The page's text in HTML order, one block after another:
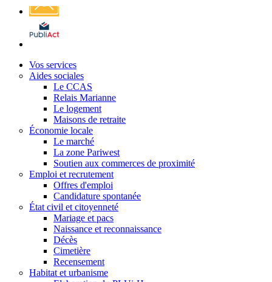
Affichage
légal
Vos services
Aides sociales
Le CCAS
Relais Marianne
Le logement
Maisons de retraite
Économie locale
Le marché
La zone Pariwest
Soutien aux commerces de proximité
Emploi et recrutement
Offres d'emploi
Candidature spontanée
État civil et citoyenneté
Mariage et pacs
Naissance et reconnaissance
Décès
Cimetière
Recensement
Habitat et urbanisme